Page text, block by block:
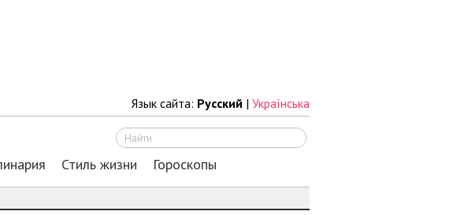
Язык сайта: Русский | Українська
Стиль жизни Гороскопы